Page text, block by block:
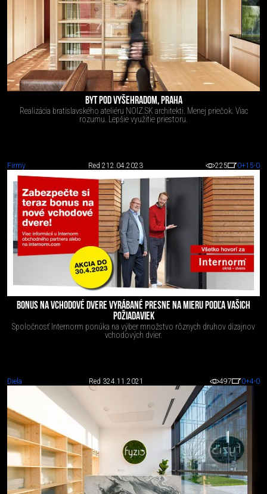
BYT POD VYŠEHRADOM, PRAHA
Realizácia bratislavského ateliéru NOIZ.SK architekti. Menej priečok. Viac
rozumu. Lepšie využitie priestoru.
Firmy Red 212.04.2023 225 0+15-0
BONUS NA VCHODOVÉ DVERE VYRÁBANÉ PRESNE NA MIERU PODĽA VAŠICH
POŽIADAVIEK
Spoločnosť Internorm ponúka na výber množstvo rôznych druhov dizajnov
vchodových dvier.
Diela Red 324.11.2021 497 0+4-0